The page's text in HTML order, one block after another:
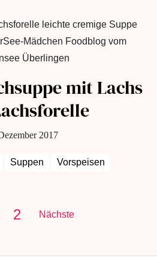
mit Lachs
2017
Suppen Vorspeisen
2 Nächste